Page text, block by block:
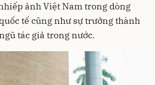
ảnh Việt Nam trong dòng
tế cũng như sự trưởng thành
tác giả trong nước.